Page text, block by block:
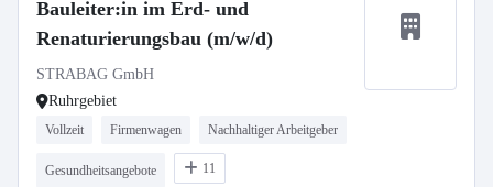
Bauleiter:in im Erd- und
Renaturierungsbau (m/w/d)
STRABAG GmbH
Ruhrgebiet
Vollzeit Firmenwagen Nachhaltiger Arbeitgeber
Gesundheitsangebote 11